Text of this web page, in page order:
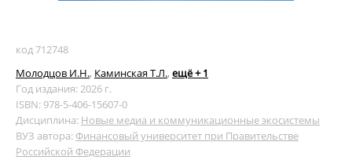
код 712748
Молодцов И.Н., Каминская Т.Л., ещё + 1
Год издания: 2026 г.
ISBN: 978-5-406-15607-0
Дисциплина: Новые медиа и коммуникационные экосистемы
ВУЗ автора: Финансовый университет при Правительстве
Российской Федерации